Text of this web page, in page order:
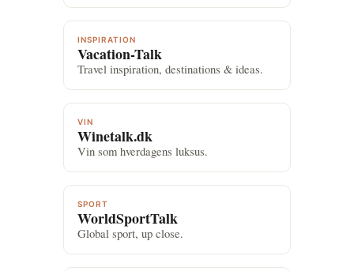
INSPIRATION
Vacation-Talk
Travel inspiration, destinations & ideas.
VIN
Winetalk.dk
Vin som hverdagens luksus.
SPORT
WorldSportTalk
Global sport, up close.